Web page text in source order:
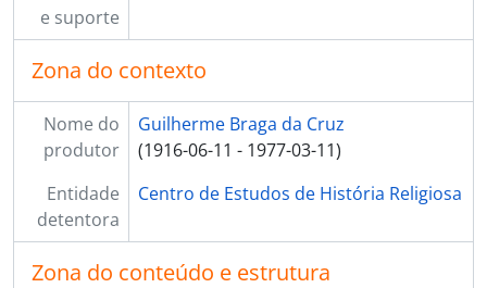
e suporte
Zona do contexto
Nome do
produtor
Guilherme Braga da Cruz
(1916-06-11 - 1977-03-11)
Entidade
detentora
Centro de Estudos de História Religiosa
Zona do conteúdo e estrutura